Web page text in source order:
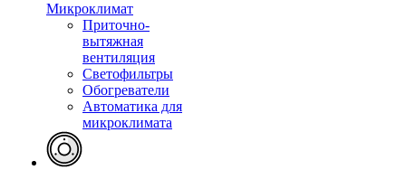
Микроклимат
Приточно-
вытяжная
вентиляция
Светофильтры
Обогреватели
Автоматика для
микроклимата